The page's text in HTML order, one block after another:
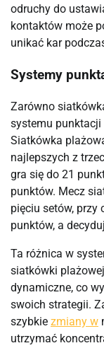
odruchy do
kontaktów może
unikać kar
Systemy
Zarówno
systemu punktacji
Siatkówka
najlepszych z
gra się do 21
punktów. Mecz
pięciu setów, przy
punktów, a
Ta różnica w
siatkówki
dynamiczne, co
swoich strategii.
szybkie zmiany w
utrzymać